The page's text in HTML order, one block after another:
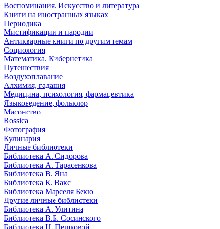
Воспоминания. Искусство и литература
Книги на иностранных языках
Периодика
Мистификации и пародии
Антикварные книги по другим темам
Социология
Математика. Кибернетика
Путешествия
Воздухоплавание
Алхимия, гадания
Медицина, психология, фармацевтика
Языковедение, фольклор
Масонство
Rossica
Фотография
Кулинария
Личные библиотеки
Библиотека А. Сидорова
Библиотека А. Тарасенкова
Библиотека В. Яна
Библиотека К. Вакс
Библиотека Марселя Бекю
Другие личные библиотеки
Библиотека А. Улитина
Библиотека В.Б. Сосинского
Библиотека Н. Пешковой